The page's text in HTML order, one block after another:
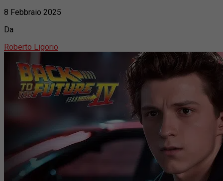
8 Febbraio 2025
Da
Roberto Ligorio